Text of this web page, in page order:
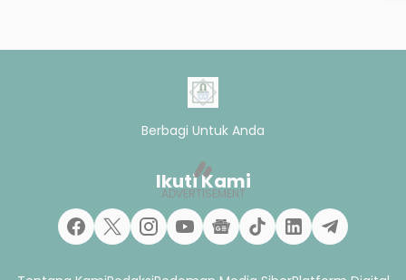
Berbagi Untuk Anda
Ikuti Kami